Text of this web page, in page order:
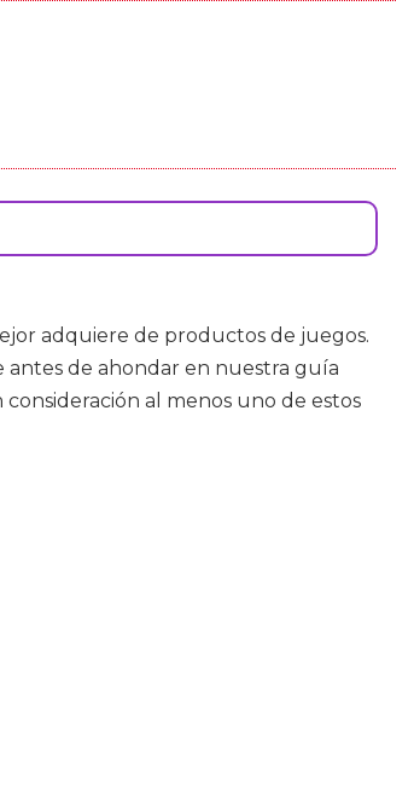
adquiere de productos de juegos.
antes de ahondar en nuestra guía
al menos uno de estos